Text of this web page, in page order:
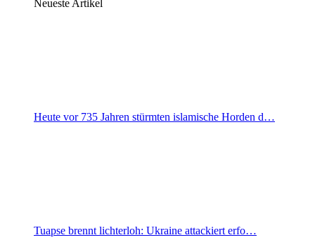
Neueste Artikel
Heute vor 735 Jahren stürmten islamische Horden d…
Tuapse brennt lichterloh: Ukraine attackiert erfo…